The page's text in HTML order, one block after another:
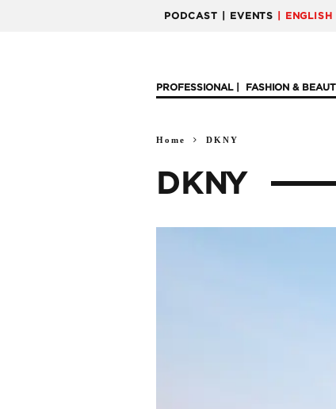
PODCAST | EVENTS | ENGLISH
PROFESSIONAL FASHION &
Home DKNY
DKNY